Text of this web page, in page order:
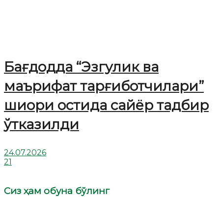
Бағдодда “Эзгулик ва
маърифат тарғиботчилари”
шиори остида сайёр тадбир
ўтказилди
24.07.2026
21
Сиз ҳам обуна бўлинг